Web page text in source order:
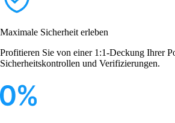
Maximale Sicherheit erleben
Profitieren Sie von einer 1:1-Deckung Ihrer
Sicherheitskontrollen und Verifizierungen.